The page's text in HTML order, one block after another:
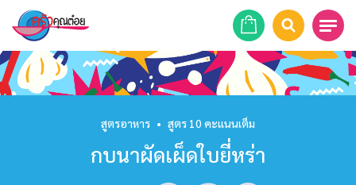
หน้าแรก
สูตรอาหาร • สูตร 10 คะแนนเต็ม
กบนาผัดเผ็ดใบยี่หร่า